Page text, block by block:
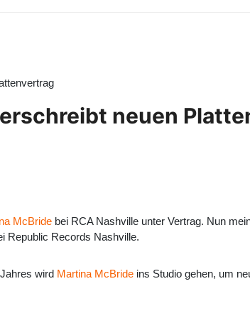
neuen
McBride bei RCA Nashville unter Vertrag. Nun
Republic Records Nashville.
wird Martina McBride ins Studio gehen, um